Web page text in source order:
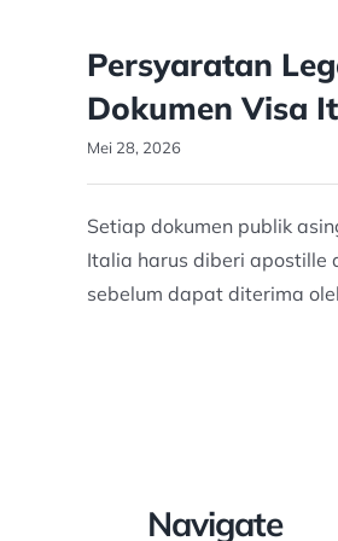
Persyaratan
Dokumen Visa
Mei 28, 2026
Setiap dokumen publik
Italia harus diberi apostille
sebelum dapat diterima
Navigate